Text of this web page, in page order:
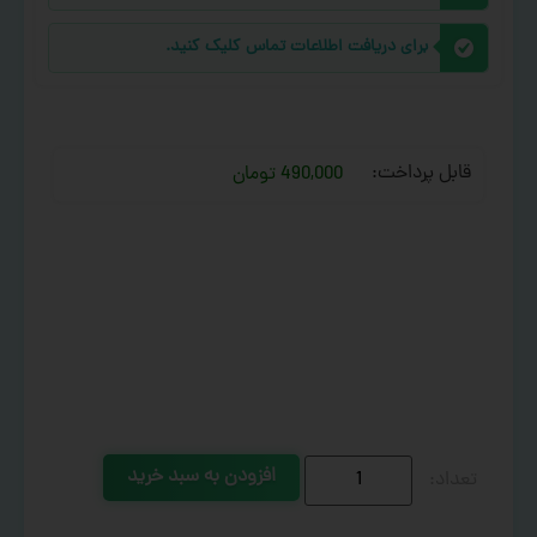
برای دریافت اطلاعات تماس کلیک کنید.
قابل پرداخت: 490,000 تومان
افزودن به سبد خرید